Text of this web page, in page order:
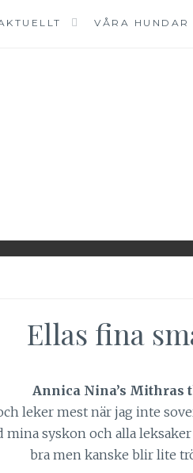
VÅRA HUNDAR
Ellas fina
Annica Nina’s Mithras
leker mest när jag inte
mina syskon och alla
bra men kanske blir lite